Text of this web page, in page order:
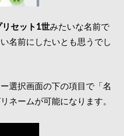
リセット1世みたいな名前で
名前にしたいとも思うでし
選択画面の下の項目で「名
ネームが可能になります。